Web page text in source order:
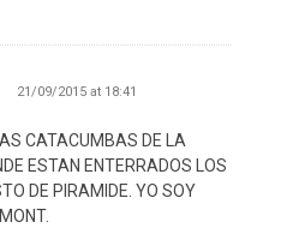
21/09/2015 at 18:41
CATACUMBAS DE LA
ESTAN ENTERRADOS LOS
DE PIRAMIDE. YO SOY